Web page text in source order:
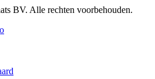
BV. Alle rechten voorbehouden.